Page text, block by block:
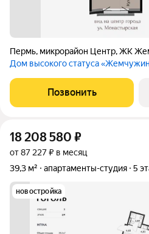
Пермь, микрорайон Центр,ЖК
Дом высокого статуса
Позвонить
18 208 580 ₽
от 87 227 ₽ в месяц
39,3 м²
апартаменты-студия 5
новостройка